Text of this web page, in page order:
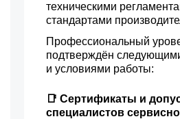
техническими
стандартами
Профессиональный
подтверждён
и условиями работы:
📑 Сертификаты и
специалистов